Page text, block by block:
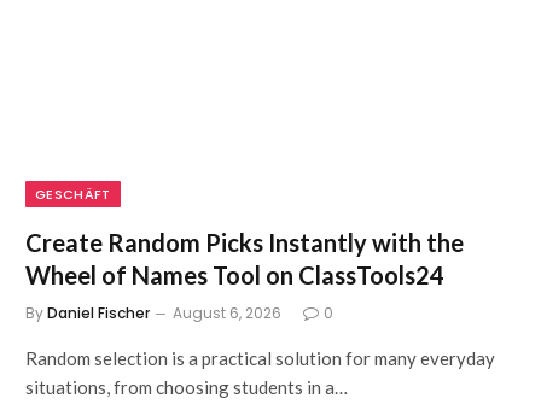
GESCHÄFT
Create Random Picks Instantly with the
Wheel of Names Tool on ClassTools24
ByDaniel Fischer August 6, 2026 0
Random selection is a practical solution for many everyday
situations, from choosing students in a…